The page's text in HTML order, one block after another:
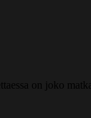
on joko